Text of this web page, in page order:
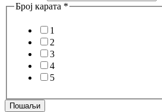
Број карата *
1
2
3
4
5
Пошаљи